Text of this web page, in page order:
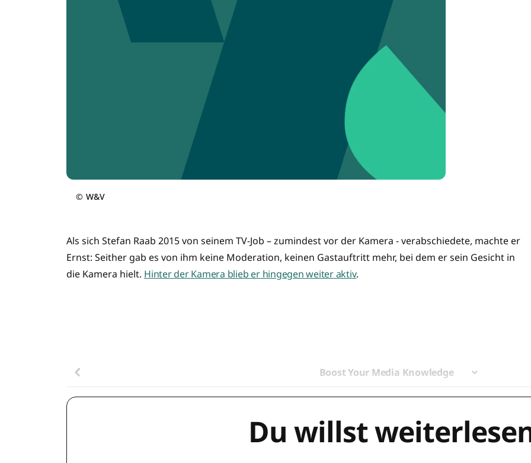
© W&V
Als sich Stefan Raab 2015 von seinem TV-Job – zumindest vor der Kamera - verabschiedete, machte er
Ernst: Seither gab es von ihm keine Moderation, keinen Gastauftritt mehr, bei dem er sein Gesicht in
die Kamera hielt. Hinter der Kamera blieb er hingegen weiter aktiv.
Boost Your Media Knowledge
Du willst